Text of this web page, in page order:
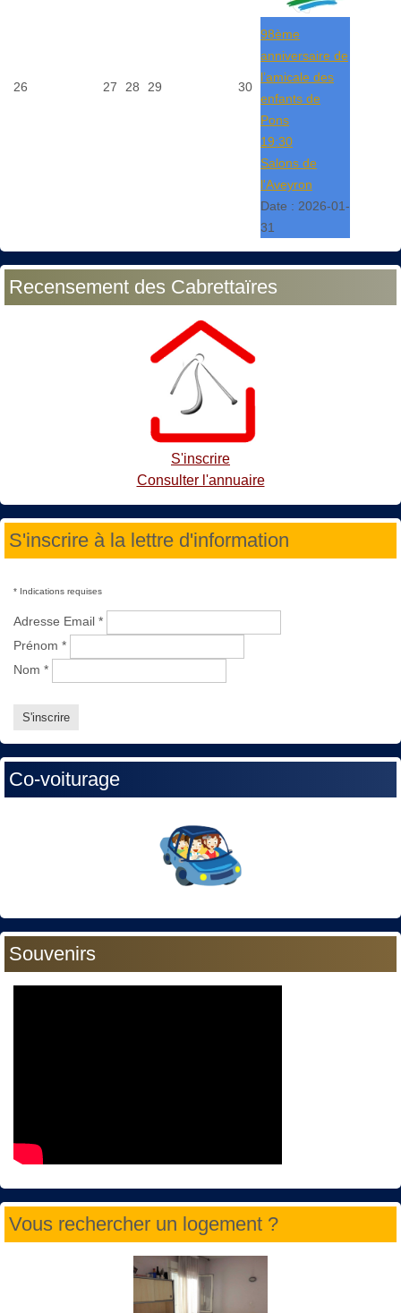
26 27 28 29 30
98ème
anniversaire de
l’amicale des
enfants de
Pons
19:30
Salons de
l'Aveyron
Date : 2026-01-
31
Recensement des Cabrettaïres
S'inscrire
Consulter l'annuaire
S'inscrire à la lettre d'information
* Indications requises
Adresse Email *
Prénom *
Nom *
Co-voiturage
Souvenirs
Vous rechercher un logement ?